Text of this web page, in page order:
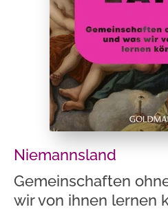
Niemannsland
Gemeinschaften
wir von ihnen lernen